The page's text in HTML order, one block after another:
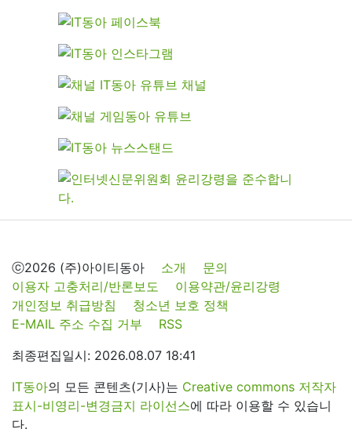
ⓒ2026 (주)아이티동아 소개
문의
이용자 고충처리/반론보도
이용약관/윤리강령
개인정보 취급방침
청소년 보호 정책
E-MAIL 주소 수집 거부
RSS
최종편집일시: 2026.08.07 18:41
IT동아의 모든 콘텐츠(기사)는 Creative commons 저작자
표시-비영리-변경금지 라이선스에 따라 이용할 수 있습니
다.